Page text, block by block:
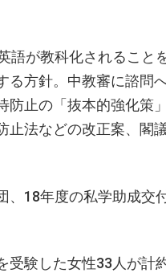
が教科化されること
る方針。中教審に諮問へ
止の「抜本的強化策」
法などの改正案、閣議
18年度の私学助成交
験した女性33人が計